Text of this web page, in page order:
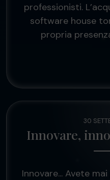
professionisti.
software house
propria
30
Innovare,
Innovare... Avete